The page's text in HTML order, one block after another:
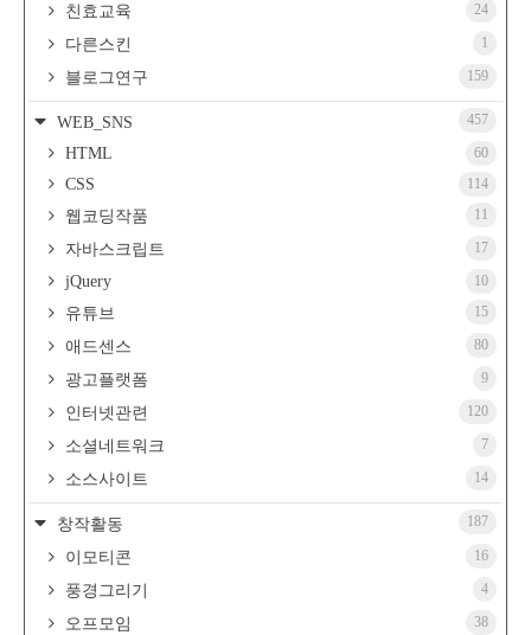
친효교육 24
다른스킨 1
블로그연구 159
WEB_SNS 457
HTML 60
CSS 114
웹코딩작품 11
자바스크립트 17
jQuery 10
유튜브 15
애드센스 80
광고플랫폼 9
인터넷관련 120
소셜네트워크 7
소스사이트 14
창작활동 187
이모티콘 16
풍경그리기 4
오프모임 38